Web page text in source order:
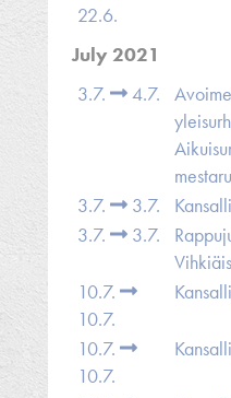
22.6.
July 2021
3.7.
4.7.
3.7. 3.7.
3.7.
3.7.
10.7.
10.7.
10.7.
10.7.